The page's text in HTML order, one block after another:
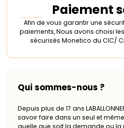
Paiement
Afin de vous garantir une
paiements, Nous avons choisi
sécurisés Monetico du CIC/
Qui sommes-nous ?
Depuis plus de 17 ans
savoir faire dans un seul et
quelle que soit la demande ou